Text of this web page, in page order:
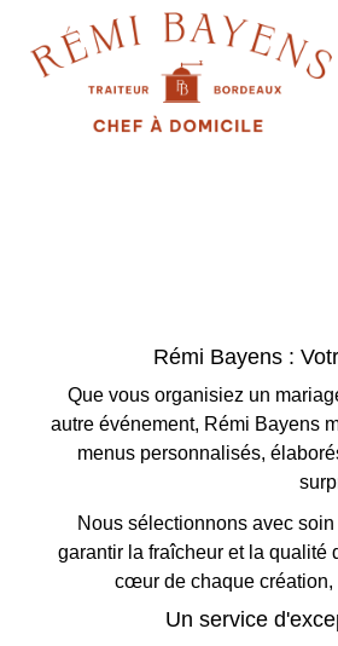
Rémi Bayens :
Que vous organisiez un
autre événement, Rémi Bayens
menus personnalisés,
Nous sélectionnons avec
garantir la fraîcheur et la qualité
cœur de chaque
Un service